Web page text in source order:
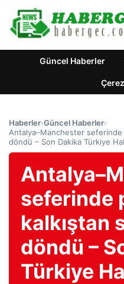
Güncel Haberler
Haberler›Güncel Haberler›
Antalya–Manchester seferinde
döndü – Son Dakika Türkiye
seferinde
kalkıştan
döndü –
Türkiye